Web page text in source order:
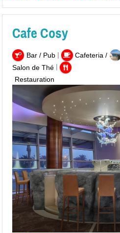
Cafe Cosy
Bar / Pub|
Cafeteria /
Salon de Thé |
Restauration